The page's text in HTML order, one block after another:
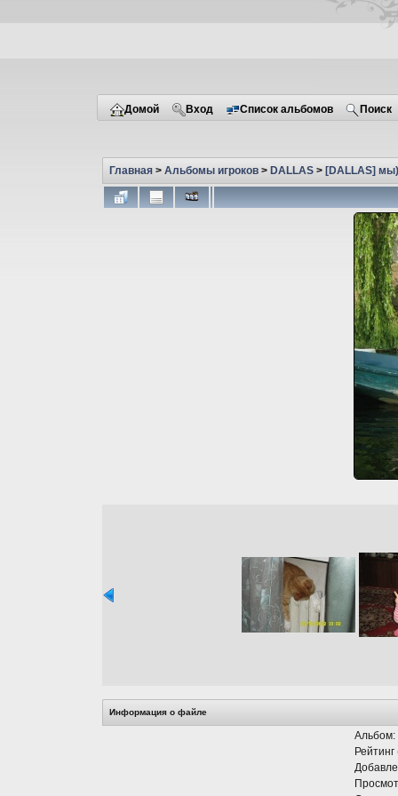
Домой Вход Список альбомов Поиск
Главная > Альбомы игроков > DALLAS > [DALLAS]
Информация о файле
Альбом:
Рейтинг